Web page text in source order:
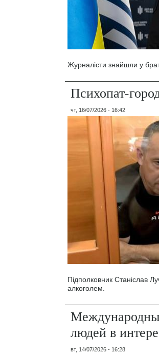
Журналісти знайшли у
Психопат-
чт, 16/07/2026 - 16:42
Підполковник Станіслав
алкоголем.
людей в
вт, 14/07/2026 - 16:28